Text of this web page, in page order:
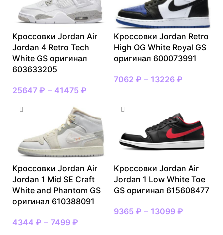
Кроссовки Jordan Air
Jordan 4 Retro Tech
White GS оригинал
603633205
25647 ₽ – 41475 ₽
Кроссовки Jordan Retro
High OG White Royal GS
оригинал 600073991
7062 ₽ – 13226 ₽
Кроссовки Jordan Air
Jordan 1 Mid SE Craft
White and Phantom GS
оригинал 610388091
4344 ₽ – 7499 ₽
Кроссовки Jordan Air
Jordan 1 Low White Toe
GS оригинал 615608477
9365 ₽ – 13099 ₽